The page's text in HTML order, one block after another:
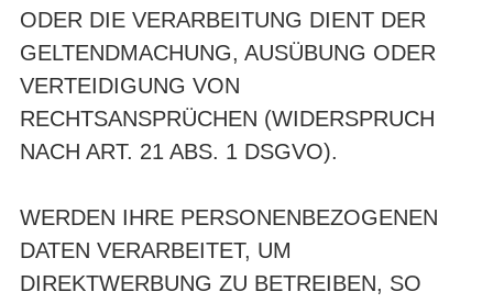
ODER DIE VERARBEITUNG DIENT DER
GELTENDMACHUNG, AUSÜBUNG ODER
VERTEIDIGUNG VON
RECHTSANSPRÜCHEN (WIDERSPRUCH
NACH ART. 21 ABS. 1 DSGVO).
WERDEN IHRE PERSONENBEZOGENEN
DATEN VERARBEITET, UM
DIREKTWERBUNG ZU BETREIBEN, SO